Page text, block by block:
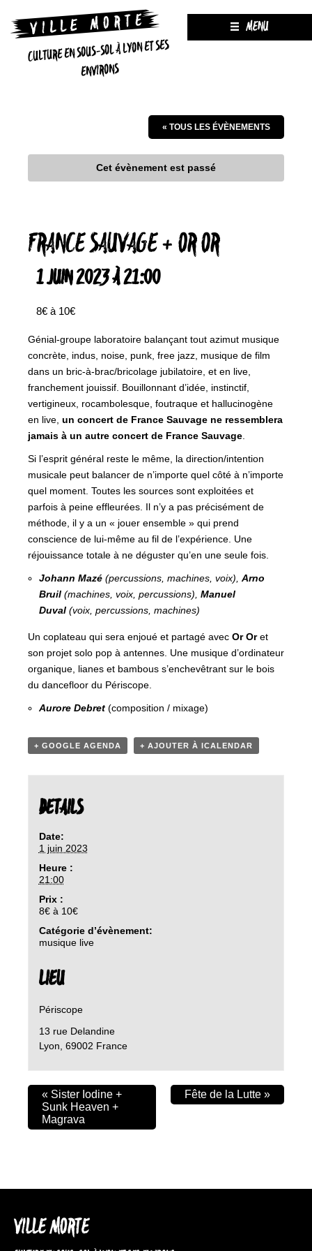
CULTURE EN SOUS-SOL À LYON ET SES
ENVIRONS
MENU
« TOUS LES ÉVÈNEMENTS
Cet évènement est passé
FRANCE SAUVAGE + OR OR
1 JUIN 2023 À 21:00
8€ à 10€
Génial-groupe laboratoire balançant tout azimut musique
concrète, indus, noise, punk, free jazz, musique de film
dans un bric-à-brac/bricolage jubilatoire, et en live,
franchement jouissif. Bouillonnant d’idée, instinctif,
vertigineux, rocambolesque, foutraque et hallucinogène
en live, un concert de France Sauvage ne ressemblera
jamais à un autre concert de France Sauvage
Si l’esprit général reste le même, la direction/intention
musicale peut balancer de n’importe quel côté à n’importe
quel moment. Toutes les sources sont exploitées et
parfois à peine effleurées. Il n’y a pas précisément de
méthode, il y a un « jouer ensemble » qui prend
conscience de lui-même au fil de l’expérience. Une
réjouissance totale à ne déguster qu’en une seule fois.
Johann Mazé (percussions, machines, voix), Arno
Bruil (machines, voix, percussions), Manuel
Duval (voix, percussions, machines)
Un coplateau qui sera enjoué et partagé avec Or Oret
son projet solo pop à antennes. Une musique d’ordinateur
organique, lianes et bambous s’enchevêtrant sur le bois
du dancefloor du Périscope.
Aurore Debret (composition / mixage)
+ GOOGLE AGENDA + AJOUTER À ICALENDAR
DETAILS
Date:
1 juin 2023
Heure :
21:00
Prix :
8€ à 10€
Catégorie d’évènement:
musique live
LIEU
Périscope
13 rue Delandine
Lyon 69002 France
« Sister Iodine +
Sunk Heaven +
Magrava
Fête de la Lutte »
VILLE MORTE